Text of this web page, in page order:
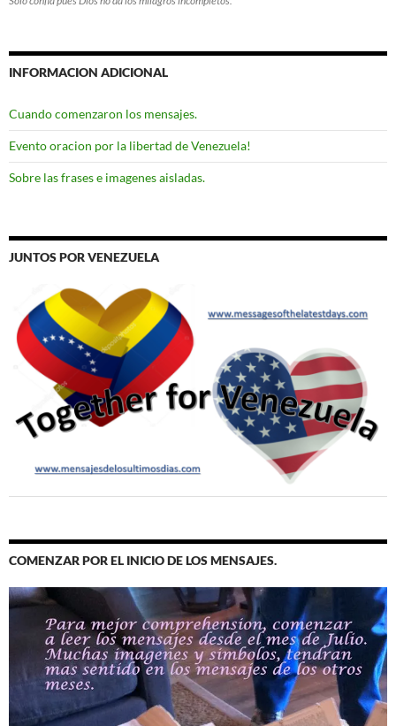
INFORMACION ADICIONAL
Cuando comenzaron los mensajes.
Evento oracion por la libertad de Venezuela!
Sobre las frases e imagenes aisladas.
JUNTOS POR VENEZUELA
COMENZAR POR EL INICIO DE LOS MENSAJES.